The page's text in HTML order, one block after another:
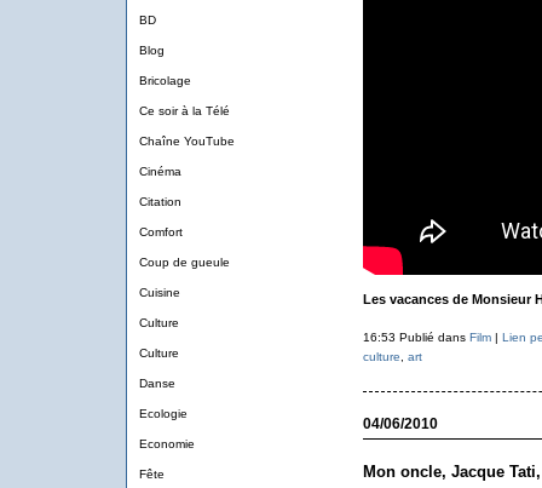
BD
Blog
Bricolage
Ce soir à la Télé
Chaîne YouTube
Cinéma
Citation
Comfort
Coup de gueule
Cuisine
Culture
Culture
Danse
Ecologie
Economie
Fête
Les vacances de Monsieur
16:53 Publié dans Film| Lien
culture
art
04/06/2010
Mon oncle, Jacque